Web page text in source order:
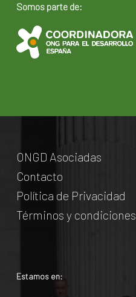
Somos parte de:
ONGD Asociadas
Contacto
Política de Privacidad
Términos y condiciones
Estamos en: